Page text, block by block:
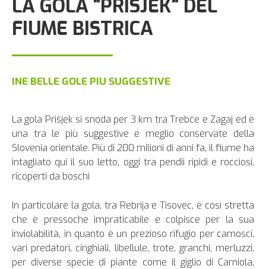
LA GOLA "PRIŠJEK" DEL
FIUME BISTRICA
INE BELLE GOLE PIU SUGGESTIVE
La gola Prišjek si snoda per 3 km tra Trebče e Zagaj ed è
una tra le più suggestive e meglio conservate della
Slovenia orientale. Più di 200 milioni di anni fa, il fiume ha
intagliato qui il suo letto, oggi tra pendii ripidi e rocciosi,
ricoperti da boschi
In particolare la gola, tra Rebrija e Tisovec, è così stretta
che è pressoché impraticabile e colpisce per la sua
inviolabilità, in quanto è un prezioso rifugio per camosci,
vari predatori, cinghiali, libellule, trote, granchi, merluzzi,
per diverse specie di piante come il giglio di Carniola,